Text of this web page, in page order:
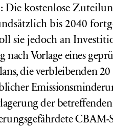
kostenlose
bis 2040
sie jedoch an
nach Vorlage eines
die verbleibenden 20
der
CBAM-